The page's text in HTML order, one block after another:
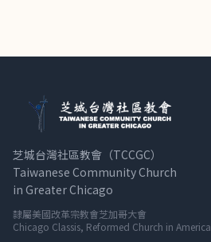
芝城台灣社區教會（TCCGC）
Taiwanese Community Church
in Greater Chicago
隸屬美國改革宗教會芝加哥大會
Chicago Classis, Reformed Church in America